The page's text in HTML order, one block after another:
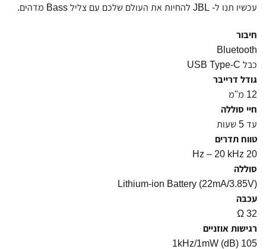
עכשיו תנו ל- JBL להחיות את העולם שלכם עם צליל Bass מדהים.
חיבור
Bluetooth
כבל USB Type-C
גודל דרייבר
12 מ"מ
חיי סוללה
עד 5 שעות
טווח תדרים
20 Hz – 20 kHz
סוללה
(Lithium-ion Battery (22mA/3.85V
עכבה
32 Ω
רגישות אוזניים
1kHz/1mW (dB) 105